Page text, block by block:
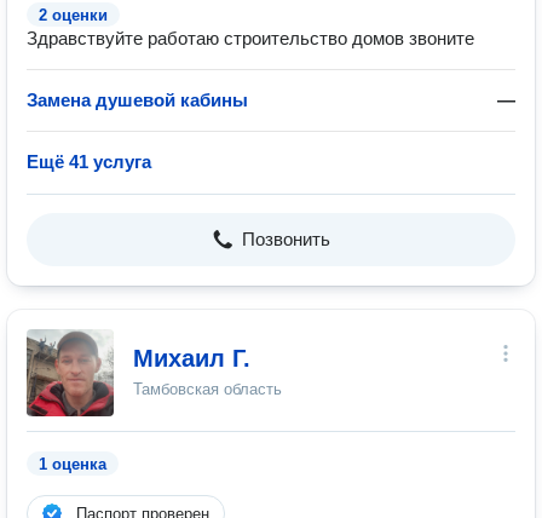
2 оценки
Здравствуйте работаю строительство домов звоните
Замена душевой кабины —
Ещё 41 услуга
Позвонить
Михаил Г.
Тамбовская область
1 оценка
Паспорт проверен